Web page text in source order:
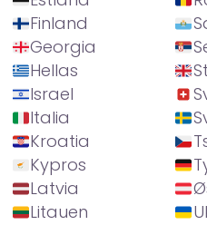
Finland
Georgia
Hellas
Israel
Italia
Kroatia
Kypros
Latvia
Litauen